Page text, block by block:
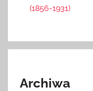
(1856-1931)
Archiwa